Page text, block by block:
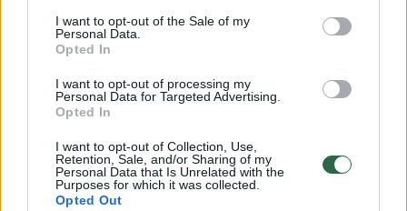
I want to opt-out of the Sale of my
Personal Data.
Opted In
I want to opt-out of processing my
Personal Data for Targeted Advertising.
Opted In
I want to opt-out of Collection, Use,
Retention, Sale, and/or Sharing of my
Personal Data that Is Unrelated with the
Purposes for which it was collected.
Opted Out
šiuo atveju kalba eina apie tuos vaistus, į
kuriuos įeina daugiau nei viena veiklioji
medžiaga, kurios jau yra kompensuojamos
kaip atskiros veikliosios medžiagos. Taip pat
šie vaistai gali būti gaminami tik vieno arba
vos dviejų gamintojų ir neturi daugiau
analogų. Į gamintojus, kurių vaistų kainos yra